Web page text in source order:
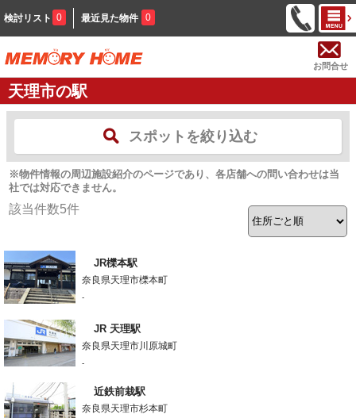
検討リスト 0 最近見た物件 0
お問合せ
天理市の駅
スポットを絞り込む
※物件情報の周辺施設紹介のページであり、各店舗への問い合わせは当
社では対応できません。
該当件数5件
JR櫟本駅
奈良県天理市櫟本町
-
JR 天理駅
奈良県天理市川原城町
-
近鉄前栽駅
奈良県天理市杉本町